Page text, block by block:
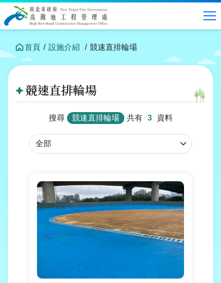
跳
中
容
首頁 設施介紹 競速直排輪場
競速直排輪場
搜尋 競速直排輪場 共有 3 資料
行
政